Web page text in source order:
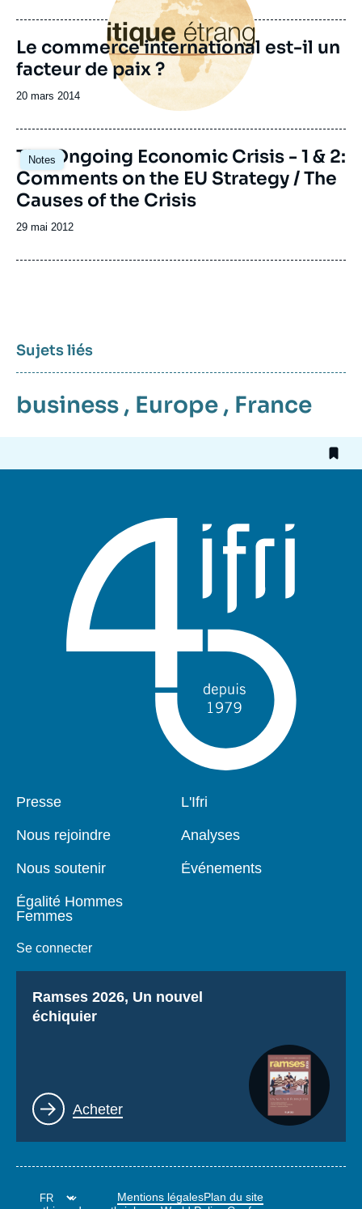
publication
Le commerce international est-il un
facteur de paix ?
Date
publication
20 mars 2014
Notes
The Ongoing Economic Crisis - 1 & 2:
Comments on the EU Strategy / The
Causes of the Crisis
Date
publication
29 mai 2012
Sujets liés
business , Europe , France
Pied
Presse
Nous rejoindre
Nous soutenir
Égalité Hommes
Femmes
Se connecter
Navigation
L'Ifri
Analyses
Événements
Titre
Ramses 2026, Un nouvel
échiquier
Lien
Acheter
Mentions légalesPlan du site